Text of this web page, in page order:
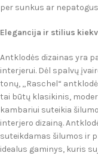
per sunkus ar
Elegancija ir stilius
Antklodės dizainas yra
interjerui. Dėl spalvų
tonų, „Raschel“
tai būtų klasikinis,
kambariui suteikia
interjero dizainą.
suteikdamas šilumos ir
idealus gaminys, kuris